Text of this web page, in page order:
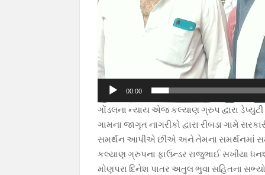
00:00
ગોંડલના ન્યાય એજ કલ્યાણ ગ્રુપ દ્વારા
ગામના જાગૃત નાગરીકો દ્વારા રીબડા ગામે
સમર્થન આપીએ છીએ અને તેમના સમર્થનમાં
કલ્યાણ ગ્રુપના ફાઉન્ડર રાજુભાઈ સખીયા
મોણપરા દિનેશ પાતર અતુલ ભુવા સહિતના